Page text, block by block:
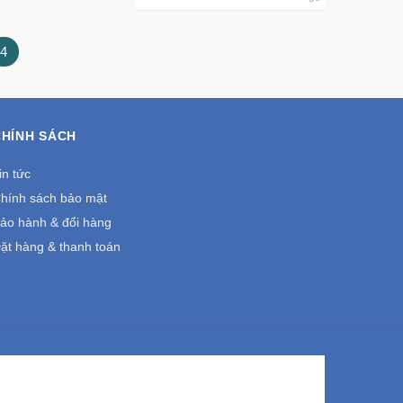
4
SÁCH
tức
sách bảo mật
hành & đổi hàng
hàng & thanh toán